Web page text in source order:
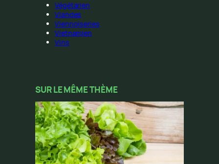
Végétarien
Viandes
Viennoiseries
Vietnamien
Vins
SUR LE MÊME THÈME